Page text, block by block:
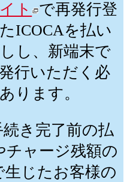
ト で再発行登
ICOCAを払い
し、新端末で
行いただく必
ります。
き完了前の払
チャージ残額の
じたお客様の